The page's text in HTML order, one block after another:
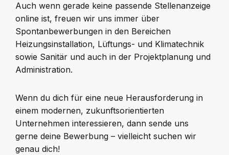
Auch wenn gerade keine passende Stellenanzeige
online ist, freuen wir uns immer über
Spontanbewerbungen in den Bereichen
Heizungsinstallation, Lüftungs- und Klimatechnik
sowie Sanitär und auch in der Projektplanung und
Administration.
Wenn du dich für eine neue Herausforderung in
einem modernen, zukunftsorientierten
Unternehmen interessieren, dann sende uns
gerne deine Bewerbung – vielleicht suchen wir
genau dich!